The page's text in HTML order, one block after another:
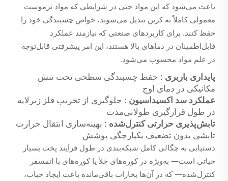
باعث می‌شود که این مواد حتی در شرایطی که مواد ترموست
معمولی کاملاً به کربن تبدیل می‌شوند، خواص چسبندگی خود را
حفظ کنند. برای کاربردهای صنعتی که نیازمند عملکرد
قابل‌اطمینان در دماهای بالا هستند، این امر پیشرفتی قابل‌توجه
در علم مواد محسوب می‌شود.
پایداری باربری : حفظ چسبندگی سطحی تحت تنش
مکانیکی در دمای اوج
عملکرد سد اکسیداسیون : جلوگیری از تخریب فلز زیرلایه
در طول قرارگیری طولانی‌مدت
تابش‌پذیری حرارتی کنترل‌شده : بهینه‌سازی انتقال حرارت
تابشی بدون تضعیف یکپارچگی پوشش
دستیابی به چگالی کامل شبکه‌بندی در طول فرآیند پخت بسیار
حیاتی است— به‌ویژه در کوره‌های خلأ یا کوره‌های با اتمسفر
کنترل‌شده— که در آن‌ها بخارات باقی‌مانده باعث ایجاد حباب،